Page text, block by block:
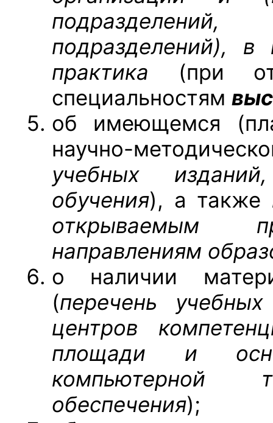
подразделений), в
практика (при
специальностям
об имеющемся
научно-
учебных
обучения), а также
открываемым
направлениям
о наличии
(перечень
центров
площади и
компьютерной
обеспечения);